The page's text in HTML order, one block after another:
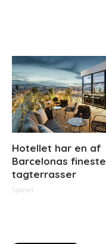
Hotellet har en af
Barcelonas fineste
tagterrasser
Sponset